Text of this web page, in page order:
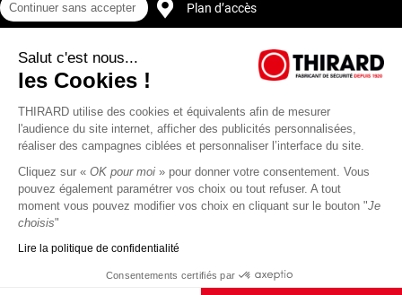
Plan d’accès
protection des
Thirard
de
Continuer sans accepter
Salut c'est nous...
les Cookies !
THIRARD utilise des cookies et équivalents afin de mesurer
l'audience du site internet, afficher des publicités personnalisées,
réaliser des campagnes ciblées et personnaliser l’interface du site.
Cliquez sur « OK pour moi » pour donner votre consentement. Vous
pouvez également paramétrer vos choix ou tout refuser. A tout
moment vous pouvez modifier vos choix en cliquant sur le bouton "Je
choisis"
Lire la politique de confidentialité
Consentements certifiés par